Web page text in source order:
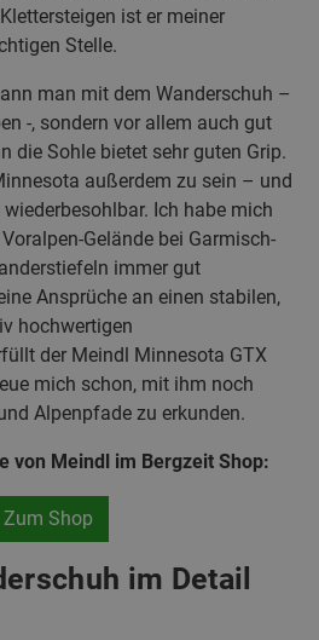
ist er meiner
Stelle.
man mit dem Wanderschuh –
-, sondern vor allem auch gut
die Sohle bietet sehr guten Grip.
außerdem zu sein – und
Ich habe mich
Gelände bei Garmisch-
immer gut
Ansprüche an einen stabilen,
hochwertigen
der Meindl Minnesota GTX
mich schon, mit ihm noch
Alpenpfade zu erkunden.
von Meindl im Bergzeit Shop:
Zum Shop
im Detail